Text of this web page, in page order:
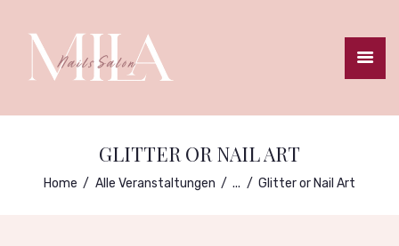
GLITTER OR NAIL ART
Home Alle Veranstaltungen ... Glitter or Nail Art
STARTSEITE
TERMINBUCHUNG